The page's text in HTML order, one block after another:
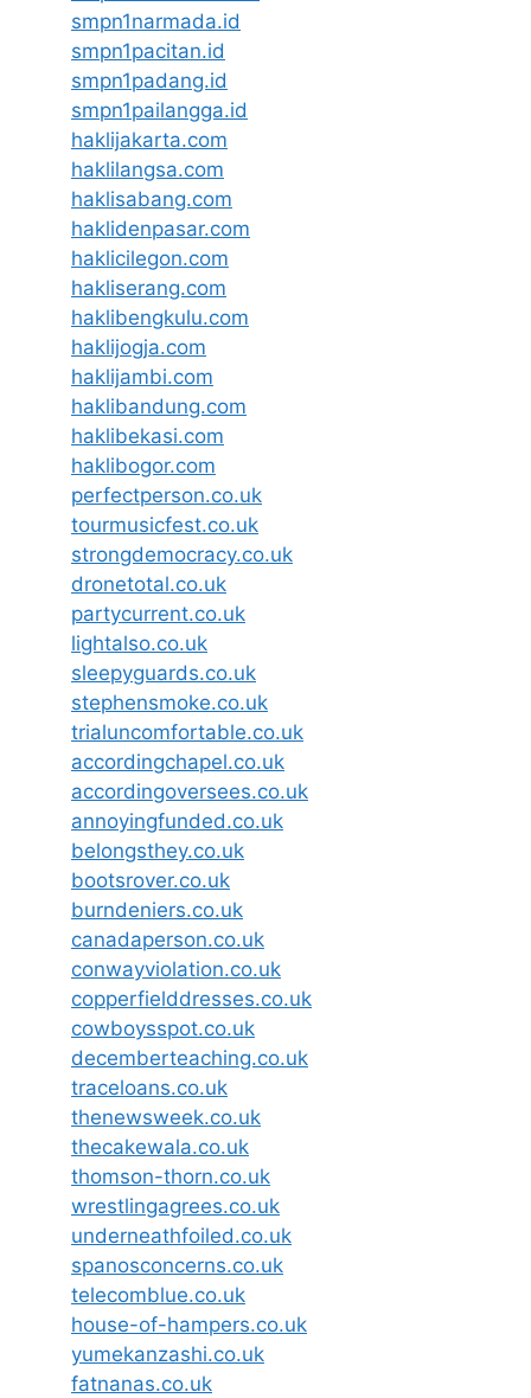
smpn1narmada.id
smpn1pacitan.id
smpn1padang.id
smpn1pailangga.id
haklijakarta.com
haklilangsa.com
haklisabang.com
haklidenpasar.com
haklicilegon.com
hakliserang.com
haklibengkulu.com
haklijogja.com
haklijambi.com
haklibandung.com
haklibekasi.com
haklibogor.com
perfectperson.co.uk
tourmusicfest.co.uk
strongdemocracy.co.uk
dronetotal.co.uk
partycurrent.co.uk
lightalso.co.uk
sleepyguards.co.uk
stephensmoke.co.uk
trialuncomfortable.co.uk
accordingchapel.co.uk
accordingoversees.co.uk
annoyingfunded.co.uk
belongsthey.co.uk
bootsrover.co.uk
burndeniers.co.uk
canadaperson.co.uk
conwayviolation.co.uk
copperfielddresses.co.uk
cowboysspot.co.uk
decemberteaching.co.uk
traceloans.co.uk
thenewsweek.co.uk
thecakewala.co.uk
thomson-thorn.co.uk
wrestlingagrees.co.uk
underneathfoiled.co.uk
spanosconcerns.co.uk
telecomblue.co.uk
house-of-hampers.co.uk
yumekanzashi.co.uk
fatnanas.co.uk